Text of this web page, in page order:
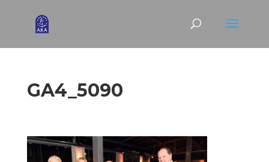
GA4_5090